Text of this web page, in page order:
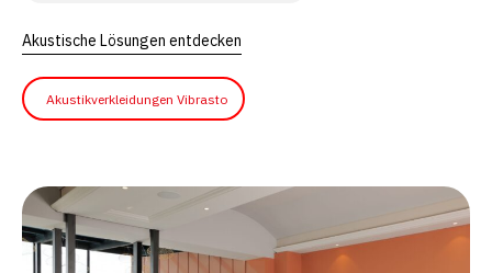
Akustische Lösungen entdecken
Akustikverkleidungen Vibrasto